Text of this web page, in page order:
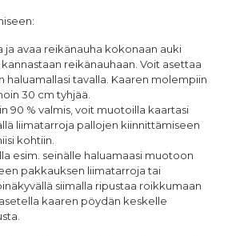
ja avaa reikänauha kokonaan auki
reikänauhaan. Voit asettaa
haluamallasi tavalla. Kaaren molempiin
30 cm tyhjää.
90 % valmis, voit muotoilla kaartasi
liimatarroja pallojen kiinnittämiseen
kohtiin.
esim. seinälle haluamaasi muotoon
pakkauksen liimatarroja tai
siimalla ripustaa roikkumaan
kaaren pöydän keskelle